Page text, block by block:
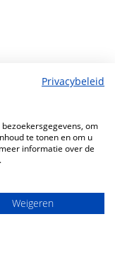
Privacybeleid
om
te tonen en om u
informatie over de
Weigeren